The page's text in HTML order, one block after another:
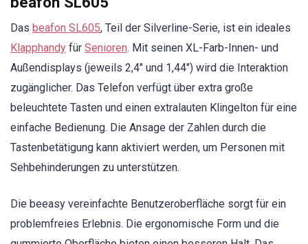
Das beafon SL605, Teil der Silverline-Serie, ist ein ideales
Klapphandy für Senioren. Mit seinen XL-Farb-Innen- und
Außendisplays (jeweils 2,4″ und 1,44″) wird die Interaktion
zugänglicher. Das Telefon verfügt über extra große
beleuchtete Tasten und einen extralauten Klingelton für eine
einfache Bedienung. Die Ansage der Zahlen durch die
Tastenbetätigung kann aktiviert werden, um Personen mit
Sehbehinderungen zu unterstützen.
Die beeasy vereinfachte Benutzeroberfläche sorgt für ein
problemfreies Erlebnis. Die ergonomische Form und die